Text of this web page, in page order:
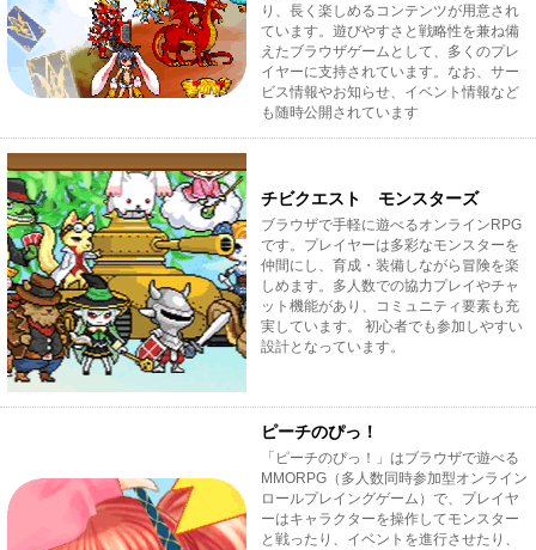
り、長く楽しめるコンテンツが用意され
ています。遊びやすさと戦略性を兼ね備
えたブラウザゲームとして、多くのプレ
イヤーに支持されています。なお、サー
ビス情報やお知らせ、イベント情報など
も随時公開されています
チビクエスト モンスターズ
ブラウザで手軽に遊べるオンラインRPG
です。プレイヤーは多彩なモンスターを
仲間にし、育成・装備しながら冒険を楽
しめます。多人数での協力プレイやチャ
ット機能があり、コミュニティ要素も充
実しています。 初心者でも参加しやすい
設計となっています。
ピーチのぴっ！
「ピーチのぴっ！」はブラウザで遊べる
MMORPG（多人数同時参加型オンライン
ロールプレイングゲーム）で、プレイヤ
ーはキャラクターを操作してモンスター
と戦ったり、イベントを進行させたり、